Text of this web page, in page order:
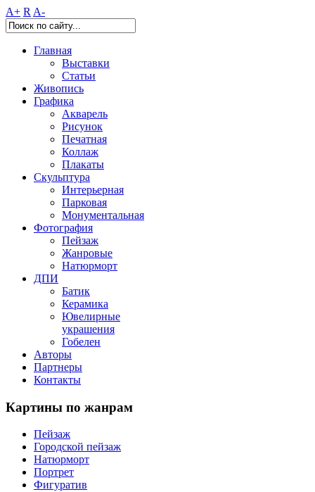
A+ R A-
Главная
Выставки
Статьи
Живопись
Графика
Акварель
Рисунок
Печатная
Коллаж
Плакаты
Скульптура
Интерьерная
Парковая
Монументальная
Фотография
Пейзаж
Жанровые
Натюрморт
ДПИ
Батик
Керамика
Ювелирные
украшения
Гобелен
Авторы
Партнеры
Контакты
Картины по жанрам
Пейзаж
Городской пейзаж
Натюрморт
Портрет
Фигуратив